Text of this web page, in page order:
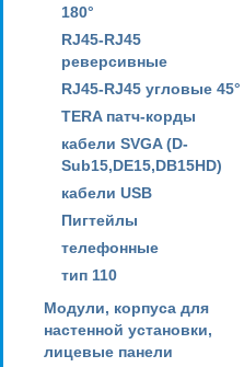
180°
RJ45-RJ45
реверсивные
RJ45-RJ45 угловые 45°
TERA патч-корды
кабели SVGA (D-
Sub15,DE15,DB15HD)
кабели USB
Пигтейлы
телефонные
тип 110
Модули, корпуса для
настенной установки,
лицевые панели